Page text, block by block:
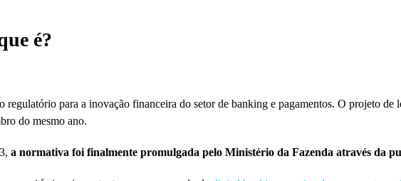
é?
para a inovação financeira do setor de banking e pagamentos. O projeto
do mesmo ano.
a normativa foi finalmente promulgada pelo Ministério da Fazenda através da